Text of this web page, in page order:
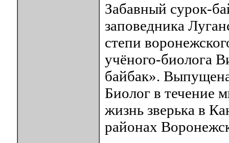
Забавный сурок-
заповедника
степи
учёного-биолога
байбак».
Биолог в течение
жизнь зверька в
районах